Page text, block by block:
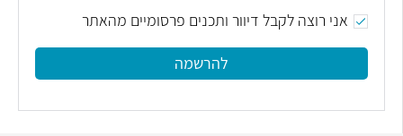
אני רוצה לקבל דיוור ותכנים פרסומיים מהאתר
להרשמה